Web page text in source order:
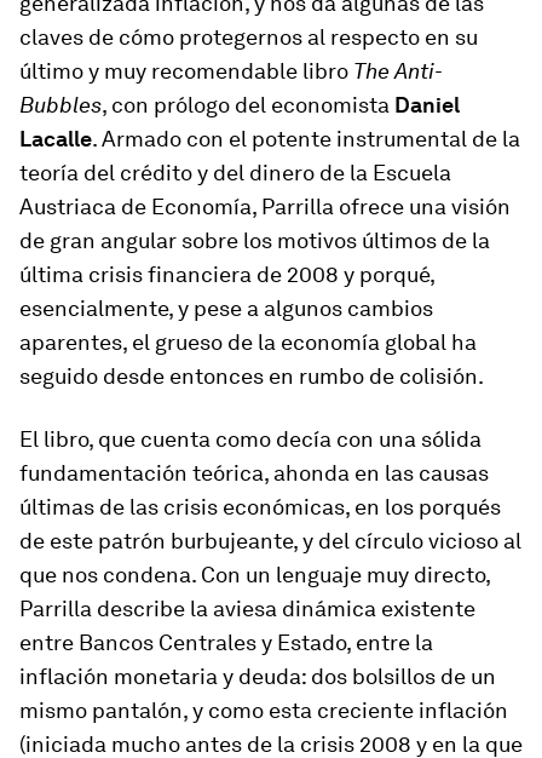
claves de cómo protegernos al respecto en su
último y muy recomendable libro The Anti-
Bubbles, con prólogo del economista Daniel
Lacalle. Armado con el potente instrumental de la
teoría del crédito y del dinero de la Escuela
Austriaca de Economía, Parrilla ofrece una visión
de gran angular sobre los motivos últimos de la
última crisis financiera de 2008 y porqué,
esencialmente, y pese a algunos cambios
aparentes, el grueso de la economía global ha
seguido desde entonces en rumbo de colisión.
El libro, que cuenta como decía con una sólida
fundamentación teórica, ahonda en las causas
últimas de las crisis económicas, en los porqués
de este patrón burbujeante, y del círculo vicioso al
que nos condena. Con un lenguaje muy directo,
Parrilla describe la aviesa dinámica existente
entre Bancos Centrales y Estado, entre la
inflación monetaria y deuda: dos bolsillos de un
mismo pantalón, y como esta creciente inflación
(iniciada mucho antes de la crisis 2008 y en la que